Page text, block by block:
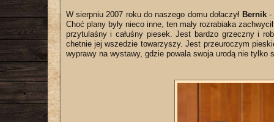
W sierpniu 2007 roku do naszego domu dołaczył Bernik-
Choć plany były nieco inne, ten mały rozrabiaka
przytulaśny i całuśny piesek. Jest bardzo grzeczny i
chetnie jej wszedzie towarzyszy. Jest przeuroczym
wyprawy na wystawy, gdzie powala swoja urodą nie tylko